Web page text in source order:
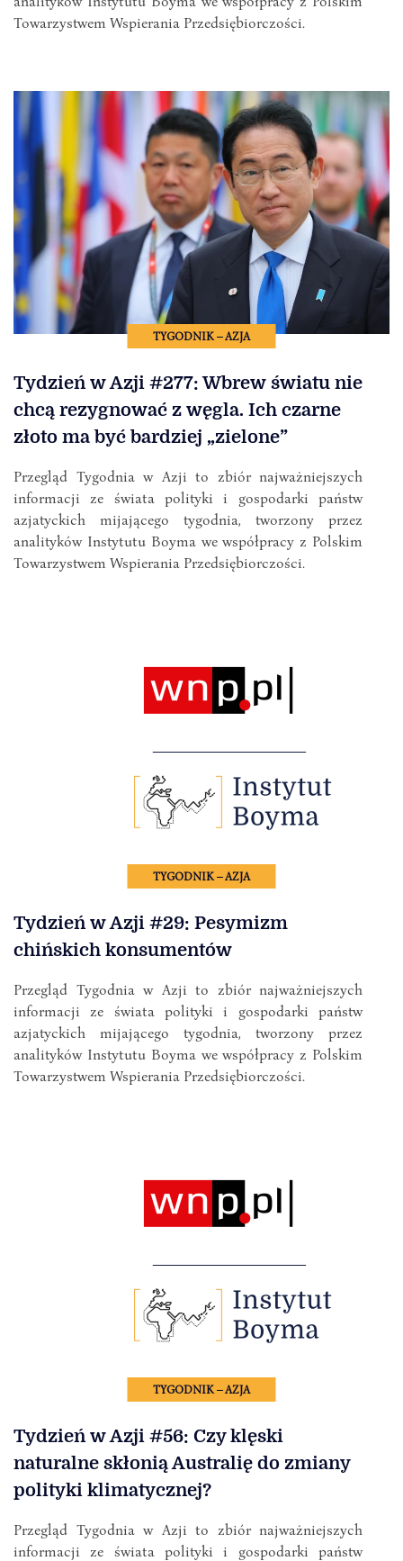
Towarzystwem Wspierania Przedsiębiorczości.
TYGODNIK – AZJA
Tydzień w Azji #277: Wbrew światu nie
chcą rezygnować z węgla. Ich czarne
złoto ma być bardziej „zielone”
Przegląd Tygodnia w Azji to zbiór najważniejszych
informacji ze świata polityki i gospodarki państw
azjatyckich mijającego tygodnia, tworzony przez
analityków Instytutu Boyma we współpracy z Polskim
Towarzystwem Wspierania Przedsiębiorczości.
TYGODNIK – AZJA
Tydzień w Azji #29: Pesymizm
chińskich konsumentów
Przegląd Tygodnia w Azji to zbiór najważniejszych
informacji ze świata polityki i gospodarki państw
azjatyckich mijającego tygodnia, tworzony przez
analityków Instytutu Boyma we współpracy z Polskim
Towarzystwem Wspierania Przedsiębiorczości.
TYGODNIK – AZJA
Tydzień w Azji #56: Czy klęski
naturalne skłonią Australię do zmiany
polityki klimatycznej?
Przegląd Tygodnia w Azji to zbiór najważniejszych
informacji ze świata polityki i gospodarki państw